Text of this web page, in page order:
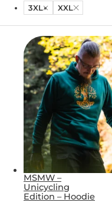
3XL XXL
MSMW –
Unicycling
Edition – Hoodie